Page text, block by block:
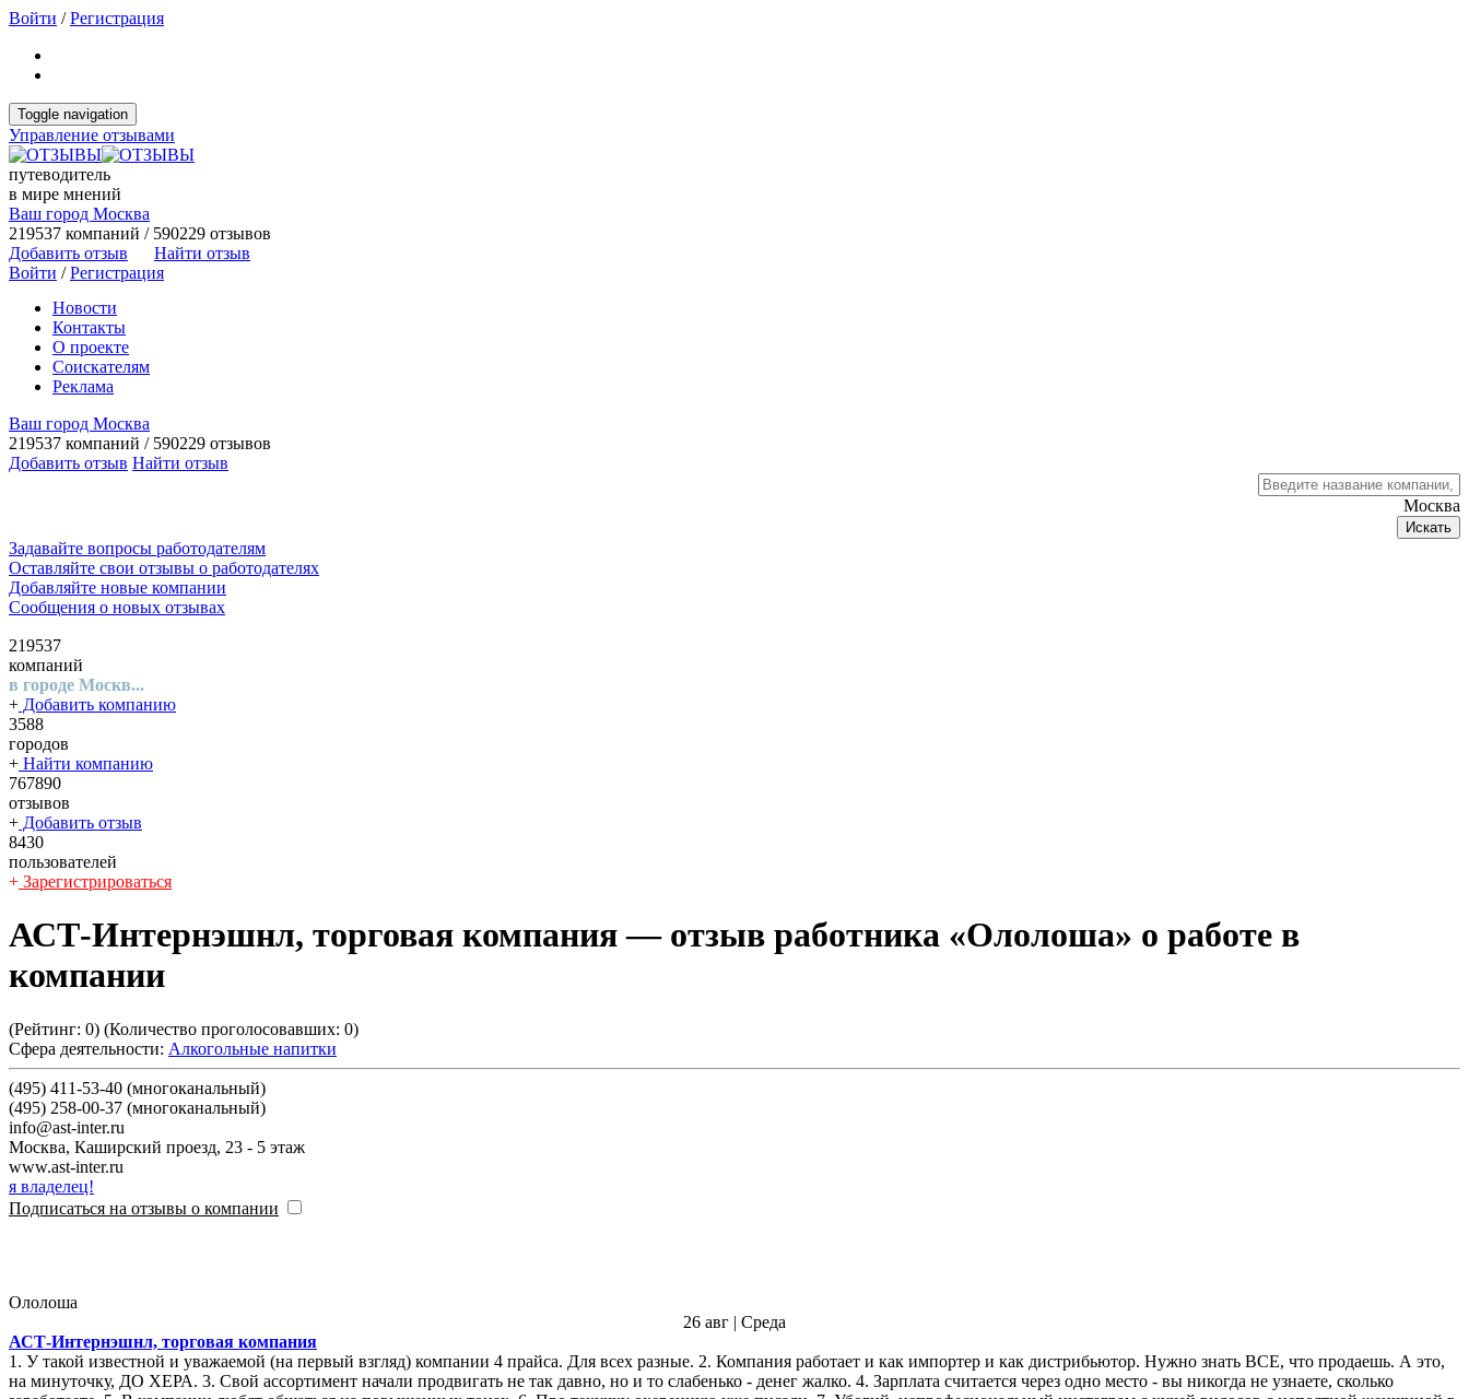
Войти /Регистрация
Toggle navigation
Управление отзывами
путеводитель
в мире мнений
Ваш город Москва
219537 компаний / 590229 отзывов
Добавить отзыв
Найти отзыв
Войти /Регистрация
Новости
Контакты
О проекте
Соискателям
Реклама
Ваш город Москва
219537 компаний / 590229 отзывов
Добавить отзыв Найти отзыв
Москва
Искать
Задавайте вопросы работодателям
Оставляйте свои отзывы о работодателях
Добавляйте новые компании
Сообщения о новых отзывах
219537
компаний
в городе Москв...
+ Добавить компанию
3588
городов
+ Найти компанию
767890
отзывов
+ Добавить отзыв
8430
пользователей
+ Зарегистрироваться
АСТ-Интернэшнл, торговая компания— отзыв работника «Ололоша» о работе в
компании
(Рейтинг: 0) (Количество проголосовавших: 0)
Сфера деятельности: Алкогольные напитки
(495) 411-53-40 (многоканальный)
(495) 258-00-37 (многоканальный)
info@ast-inter.ru
Москва, Каширский проезд, 23 - 5 этаж
www.ast-inter.ru
я владелец!
Подписаться на отзывы о компании
Ололоша
26 авг | Среда
АСТ-Интернэшнл, торговая компания
1. У такой известной и уважаемой (на первый взгляд) компании 4 прайса. Для всех разные. 2. Компания работает и как импортер и как дистрибьютор. Нужно знать ВСЕ, что продаешь. А это,
на минуточку, ДО ХЕРА. 3. Свой ассортимент начали продвигать не так давно, но и то слабенько - денег жалко. 4. Зарплата считается через одно место - вы никогда не узнаете, сколько